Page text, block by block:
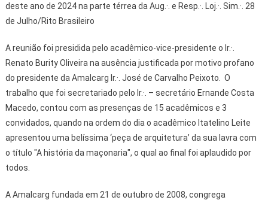
deste ano de 2024 na parte térrea da Aug.·. e Resp.·. Loj.·. Sim.·. 28
de Julho/Rito Brasileiro
A reunião foi presidida pelo acadêmico-vice-presidente o Ir.·.
Renato Burity Oliveira na ausência justificada por motivo profano
do presidente da Amalcarg Ir.·. José de Carvalho Peixoto. O
trabalho que foi secretariado pelo Ir.·. – secretário Ernande Costa
Macedo, contou com as presenças de 15 acadêmicos e 3
convidados, quando na ordem do dia o acadêmico Itatelino Leite
apresentou uma belíssima ‘peça de arquitetura’ da sua lavra com
o título "A história da maçonaria", o qual ao final foi aplaudido por
todos.
A Amalcarg fundada em 21 de outubro de 2008, congrega